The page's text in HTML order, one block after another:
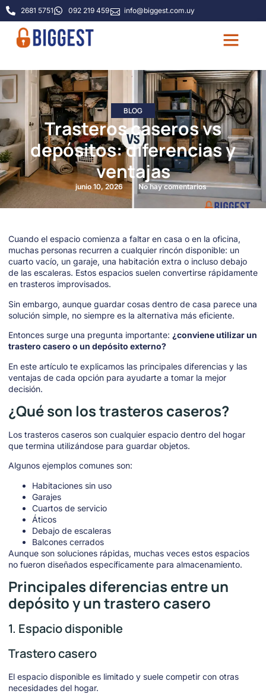
2681 5751 092 219 459 info@biggest.com.uy
BLOG
Trasteros caseros vs
depósitos: diferencias y
ventajas
junio 10, 2026 No hay comentarios
Cuando el espacio comienza a faltar en casa o en la oficina,
muchas personas recurren a cualquier rincón disponible: un
cuarto vacío, un garaje, una habitación extra o incluso debajo
de las escaleras. Estos espacios suelen convertirse rápidamente
en trasteros improvisados.
Sin embargo, aunque guardar cosas dentro de casa parece una
solución simple, no siempre es la alternativa más eficiente.
Entonces surge una pregunta importante: ¿conviene utilizar un
trastero casero o un depósito externo?
En este artículo te explicamos las principales diferencias y las
ventajas de cada opción para ayudarte a tomar la mejor
decisión.
¿Qué son los trasteros caseros?
Los trasteros caseros son cualquier espacio dentro del hogar
que termina utilizándose para guardar objetos.
Algunos ejemplos comunes son:
Habitaciones sin uso
Garajes
Cuartos de servicio
Áticos
Debajo de escaleras
Balcones cerrados
Aunque son soluciones rápidas, muchas veces estos espacios
no fueron diseñados específicamente para almacenamiento.
Principales diferencias entre un
depósito y un trastero casero
1. Espacio disponible
Trastero casero
El espacio disponible es limitado y suele competir con otras
necesidades del hogar.